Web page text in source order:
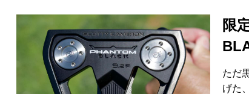
限
ただ
げた